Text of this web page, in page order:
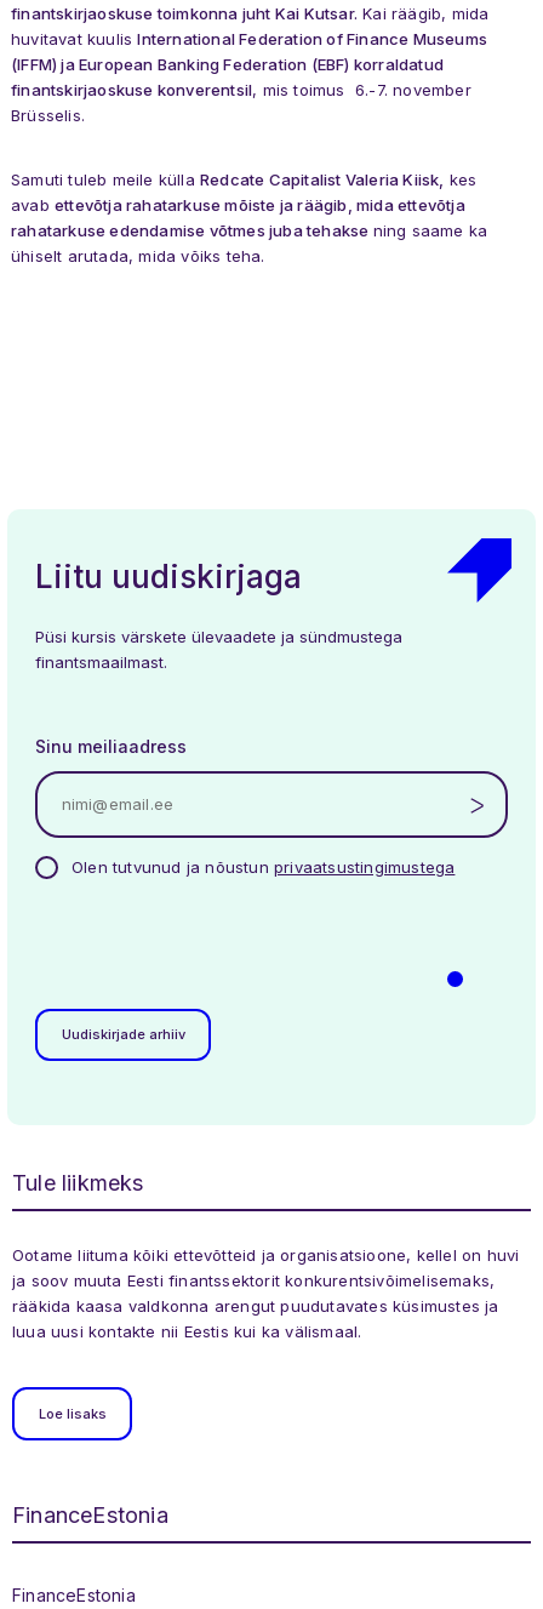
finantskirjaoskuse toimkonna juht Kai Kutsar. Kai räägib, mida
huvitavat kuulisInternational Federation of Finance Museums
(IFFM) ja European Banking Federation (EBF) korraldatud
finantskirjaoskuse konverentsil, mis toimus 6.-7. november
Brüsselis.
Samuti tuleb meile külla Redcate Capitalist Valeria Kiisk, kes
avab ettevõtja rahatarkuse mõiste ja räägib, mida ettevõtja
rahatarkuse edendamise võtmes juba tehakse ning saame ka
ühiselt arutada, mida võiks teha.
Liitu uudiskirjaga
Püsi kursis värskete ülevaadete ja sündmustega
finantsmaailmast.
Sinu meiliaadress
Olen tutvunud ja nõustun privaatsustingimustega
Uudiskirjade arhiiv
Tule liikmeks
Ootame liituma kõiki ettevõtteid ja organisatsioone, kellel on huvi
ja soov muuta Eesti finantssektorit konkurentsivõimelisemaks,
rääkida kaasa valdkonna arengut puudutavates küsimustes ja
luua uusi kontakte nii Eestis kui ka välismaal.
Loe lisaks
FinanceEstonia
FinanceEstonia